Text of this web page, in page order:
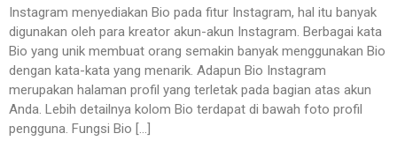
Instagram menyediakan Bio pada fitur Instagram, hal itu banyak
digunakan oleh para kreator akun-akun Instagram. Berbagai kata
Bio yang unik membuat orang semakin banyak menggunakan Bio
dengan kata-kata yang menarik. Adapun Bio Instagram
merupakan halaman profil yang terletak pada bagian atas akun
Anda. Lebih detailnya kolom Bio terdapat di bawah foto profil
pengguna. Fungsi Bio […]